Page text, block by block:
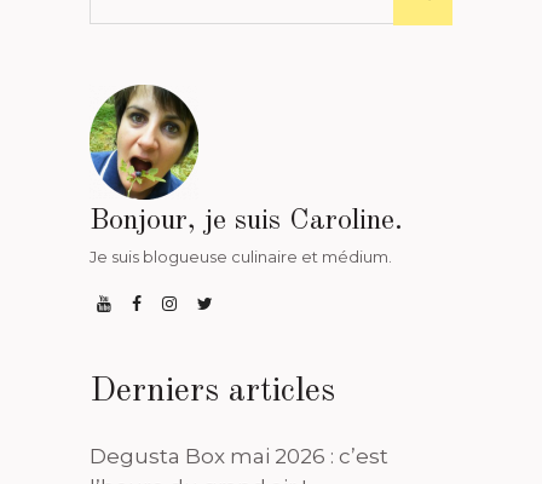
Bonjour, je suis Caroline.
Je suis blogueuse culinaire et médium.
Derniers articles
Degusta Box mai 2026 : c’est